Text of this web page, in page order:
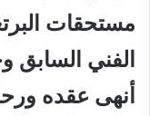
مستحقات
الفني السابق
أنهى عقده